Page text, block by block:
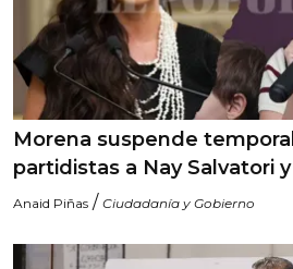
Morena suspende
partidistas a Nay Salvatori
Anaid Piñas / Ciudadanía y Gobierno